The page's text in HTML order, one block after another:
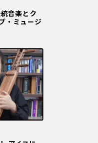
音楽とク
・ミュージ